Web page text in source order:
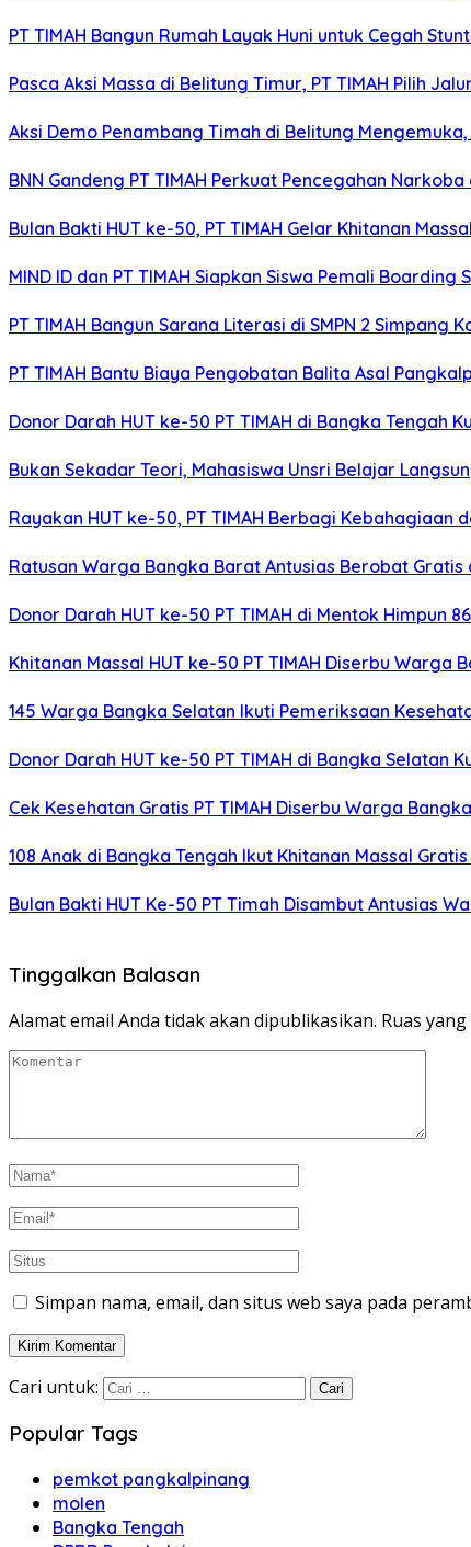
PT TIMAH Bangun Rumah Layak Huni untuk Cegah
Pasca Aksi Massa di Belitung Timur, PT TIMAH Pilih
Aksi Demo Penambang Timah di Belitung
BNN Gandeng PT TIMAH Perkuat Pencegahan
Bulan Bakti HUT ke-50, PT TIMAH Gelar Khitanan
MIND ID dan PT TIMAH Siapkan Siswa Pemali
PT TIMAH Bangun Sarana Literasi di SMPN 2 Simpang
PT TIMAH Bantu Biaya Pengobatan Balita Asal
Donor Darah HUT ke-50 PT TIMAH di Bangka Tengah
Bukan Sekadar Teori, Mahasiswa Unsri Belajar
Rayakan HUT ke-50, PT TIMAH Berbagi Kebahagiaan
Ratusan Warga Bangka Barat Antusias Berobat Gratis
Donor Darah HUT ke-50 PT TIMAH di Mentok Himpun
Khitanan Massal HUT ke-50 PT TIMAH Diserbu
145 Warga Bangka Selatan Ikuti Pemeriksaan
Donor Darah HUT ke-50 PT TIMAH di Bangka Selatan
Cek Kesehatan Gratis PT TIMAH Diserbu Warga
108 Anak di Bangka Tengah Ikut Khitanan Massal
Bulan Bakti HUT Ke-50 PT Timah Disambut Antusias
Tinggalkan Balasan
Alamat email Anda tidak akan dipublikasikan. Ruas
Simpan nama, email, dan situs web saya pada
Cari untuk:
Popular Tags
pemkot pangkalpinang
molen
Bangka Tengah